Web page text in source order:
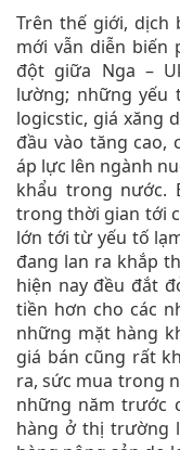
Trên thế giới, dịch
mới vẫn diễn biến
đột giữa Nga –
lường; những yếu
logicstic, giá xăng
đầu vào tăng cao,
áp lực lên ngành
khẩu trong nước.
trong thời gian tới
lớn tới từ yếu tố
đang lan ra khắp
hiện nay đều đắt
tiền hơn cho các
những mặt hàng
giá bán cũng rất
ra, sức mua trong
những năm trước
hàng ở thị trường